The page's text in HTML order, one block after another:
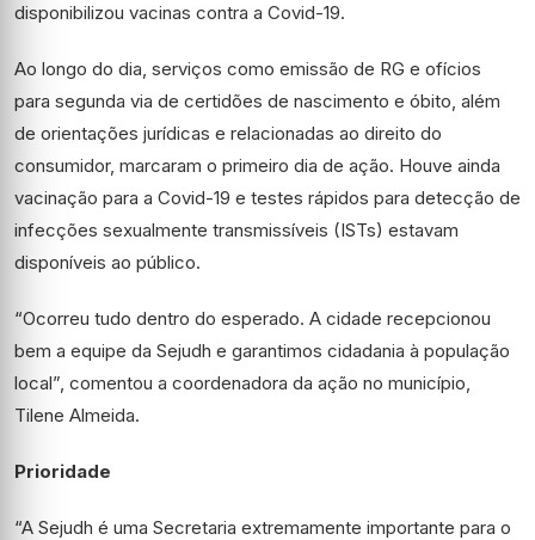
disponibilizou vacinas contra a Covid-19.
Ao longo do dia, serviços como emissão de RG e ofícios
para segunda via de certidões de nascimento e óbito, além
de orientações jurídicas e relacionadas ao direito do
consumidor, marcaram o primeiro dia de ação. Houve ainda
vacinação para a Covid-19 e testes rápidos para detecção de
infecções sexualmente transmissíveis (ISTs) estavam
disponíveis ao público.
“Ocorreu tudo dentro do esperado. A cidade recepcionou
bem a equipe da Sejudh e garantimos cidadania à população
local”, comentou a coordenadora da ação no município,
Tilene Almeida.
Prioridade
“A Sejudh é uma Secretaria extremamente importante para o